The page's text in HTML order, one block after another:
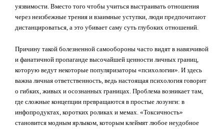
уязвимости. Вместо того чтобы учиться выстраивать отношения
через неизбежные трения и взаимные уступки, люди предпочитают
дистанцироваться, а это убивает саму суть глубоких отношений.
Причину такой болезненной самообороны часто видят в навязчивой
и фанатичной пропаганде высочайшей ценности личных границ,
которую ведут некоторые популяризаторы «психологии». И здесь
важна личная ответственность, ведь настоящая психология говорит
о гибких, живых и осознанных границах. Проблема возникает там,
где сложные концепции превращаются в простые лозунги: в
инфопродуктах, коротких роликах и мемах. «Токсичность»
становится модным ярлыком, которым клеймят любое неудобное